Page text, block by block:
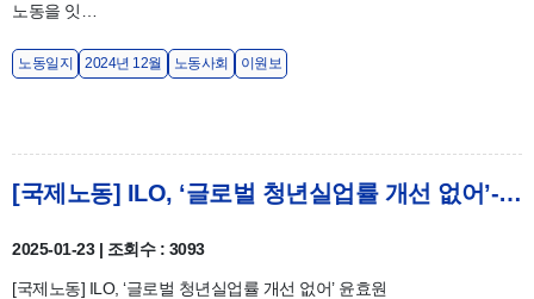
노동을 잇…
노동일지 2024년 12월 노동사회 이원보
[국제노동] ILO, ‘글로벌 청년실업률 개선 없어’-윤효원
2025-01-23 | 조회수 : 3093
[국제노동] ILO, ‘글로벌 청년실업률 개선 없어’ 윤효원